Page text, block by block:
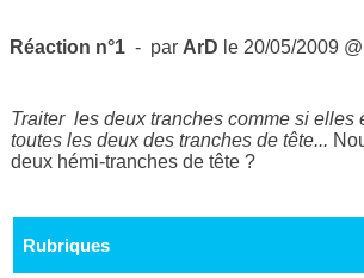
Réaction n°1 - par ArD le 20/05/2009
Traiter les deux tranches comme si elles
toutes les deux des tranches de tête...
deux hémi-tranches de tête ?
Rubriques